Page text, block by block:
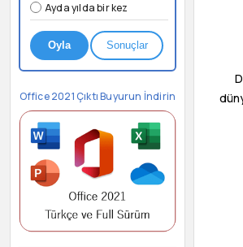
Ayda yılda bir kez
Oyla Sonuçlar
Office 2021 Çıktı Buyurun İndirin